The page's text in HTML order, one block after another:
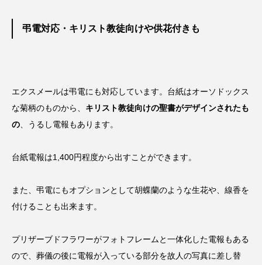
弔電対応・キリスト教徒向けや供花付きも
エクスメールは弔電にも対応しています。台紙はオーソドックス
な菊柄のものから、 キリスト教徒向けの聖書がデザインされたも
の、うるし電報もあります。
台紙電報は1,400円程度から出すことができます。
また、弔電にもオプションとして胡蝶蘭のような生花や、線香を
付けることも出来ます。
プリザーブドフラワーがフォトフレームと一体化した電報もある
ので、葬儀の後に電報が入っている部分を故人の写真に差し替